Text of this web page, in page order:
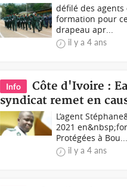
défilé des agents
formation pour
drapeau apr...
il y a 4 ans
Info
Côte d'Ivoire :
syndicat remet en
L’agent
2021
Protégées à Bou...
il y a 4 ans